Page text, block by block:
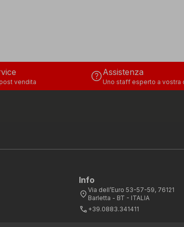
vendita helpAssistenza
Uno staff esperto a vostra
Info
location_on Via dell’Euro 53-57-59, 76121
Barletta - BT - ITALIA
call +39.0883.341411